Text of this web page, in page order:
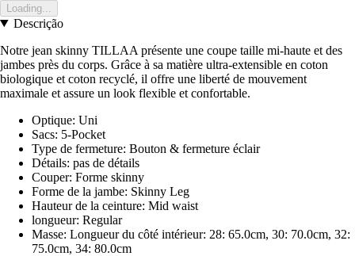
Loading...
Descrição
Notre jean skinny TILLAA présente une coupe taille mi-haute et des
jambes près du corps. Grâce à sa matière ultra-extensible en coton
biologique et coton recyclé, il offre une liberté de mouvement
maximale et assure un look flexible et confortable.
Optique: Uni
Sacs: 5-Pocket
Type de fermeture: Bouton & fermeture éclair
Détails: pas de détails
Couper: Forme skinny
Forme de la jambe: Skinny Leg
Hauteur de la ceinture: Mid waist
longueur: Regular
Masse: Longueur du côté intérieur: 28: 65.0cm, 30: 70.0cm, 32:
75.0cm, 34: 80.0cm